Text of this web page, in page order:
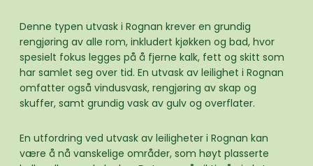
Denne typen utvask i Rognan krever en grundig
rengjøring av alle rom, inkludert kjøkken og bad, hvor
spesielt fokus legges på å fjerne kalk, fett og skitt som
har samlet seg over tid. En utvask av leilighet i Rognan
omfatter også vindusvask, rengjøring av skap og
skuffer, samt grundig vask av gulv og overflater.
En utfordring ved utvask av leiligheter i Rognan kan
være å nå vanskelige områder, som høyt plasserte